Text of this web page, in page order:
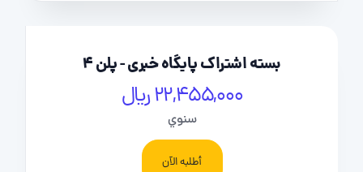
بسته اشتراک پایگاه خبری - پلن 4
22,455,000 ریال
سنوي
أطلبه الآن